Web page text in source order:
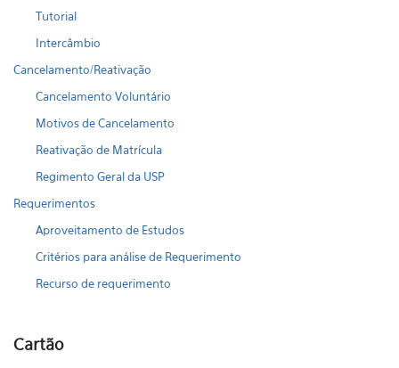
Tutorial
Intercâmbio
Cancelamento/Reativação
Cancelamento Voluntário
Motivos de Cancelamento
Reativação de Matrícula
Regimento Geral da USP
Requerimentos
Aproveitamento de Estudos
Critérios para análise de Requerimento
Recurso de requerimento
Cartão